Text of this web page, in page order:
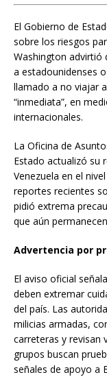
El Gobierno de
sobre los riesgos
Washington advirtió
a estadounidenses
llamado a no viajar
“inmediata”, en
internacionales.
La Oficina de
Estado actualizó su
Venezuela en el
reportes recientes
pidió extrema
que aún
Advertencia por
El aviso oficial
deben extremar
del país. Las
milicias armadas,
carreteras y revisan
grupos buscan
señales de apoyo a